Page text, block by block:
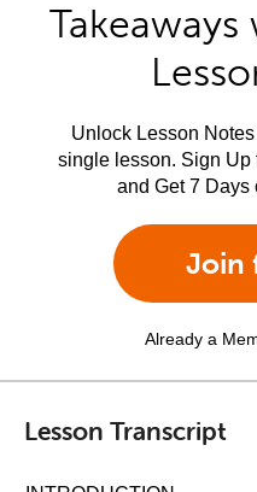
Unlock Lesson
single lesson. Sign Up
and Get 7 Days
Join
Already a
Lesson Transcript